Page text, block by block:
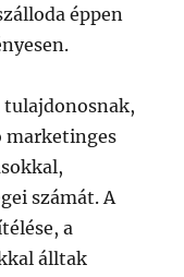
éppen
marketinges
számát. A
a
álltak